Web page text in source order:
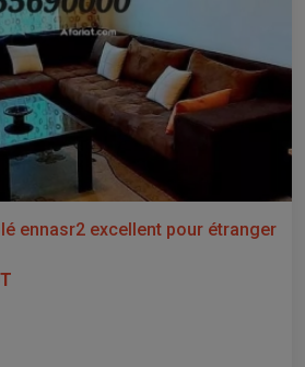
ennasr2 excellent pour étranger